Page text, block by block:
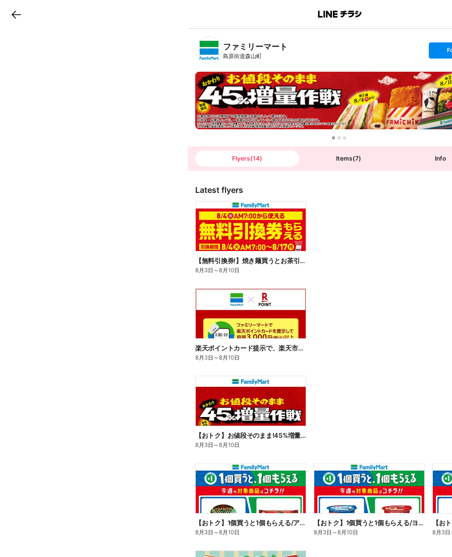
B
n
T
ファミリーマート
島原街道森山町
s
t
o
l
l
o
w
Flyers(14) Items(7) Info
Latest flyers
【無料引換券!】焼き麺買うとお茶引換券貰える!
8月3日 ～8月10日
楽天ポイントカード提示で、楽天市場でのお買い物がおトクに!
8月3日 ～8月10日
【おトク】お値段そのまま!45%増量作戦!
8月3日 ～8月10日
【おトク】1個買うと1個もらえる/アイス
8月3日 ～8月10日
【おトク】1個買うと1個もらえる/ヨーグルト
8月3日 ～8月10日
【お
8月3日